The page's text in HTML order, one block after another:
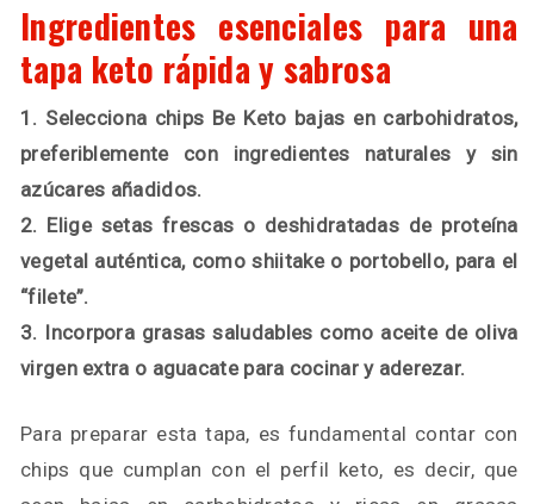
Ingredientes esenciales para una
tapa keto rápida y sabrosa
1. Selecciona chips Be Keto bajas en carbohidratos,
preferiblemente con ingredientes naturales y sin
azúcares añadidos.
2. Elige setas frescas o deshidratadas de proteína
vegetal auténtica, como shiitake o portobello, para el
“filete”.
3. Incorpora grasas saludables como aceite de oliva
virgen extra o aguacate para cocinar y aderezar.
Para preparar esta tapa, es fundamental contar con
chips que cumplan con el perfil keto, es decir, que